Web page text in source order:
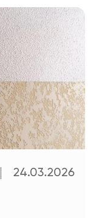
24.03.2026